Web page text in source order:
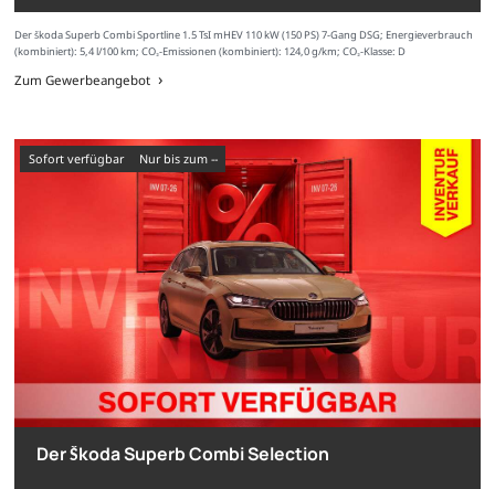
Der Škoda Superb Combi Sportline 1.5 TsI mHEV 110 kW (150 PS) 7-Gang DSG; Energieverbrauch
(kombiniert): 5,4 l/100 km; CO₂-Emissionen (kombiniert): 124,0 g/km; CO₂-Klasse: D
Zum Gewerbeangebot
sofort verfügbar nur bis zum --
Der Škoda Superb Combi Selection